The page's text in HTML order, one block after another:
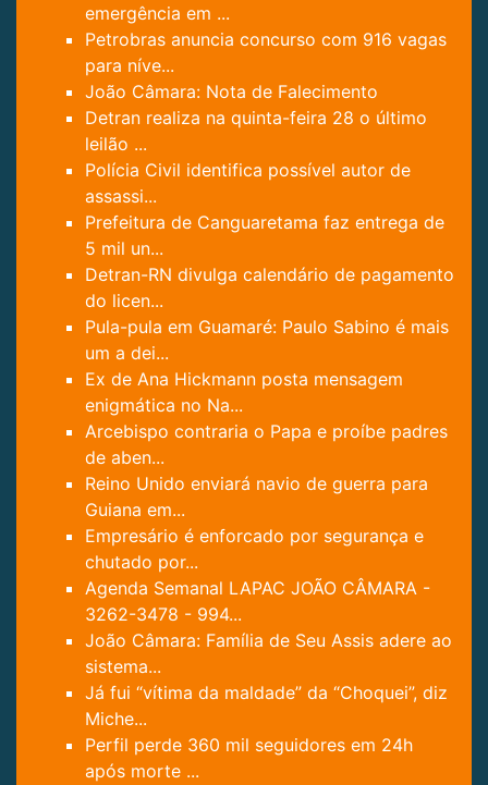
emergência em ...
Petrobras anuncia concurso com 916 vagas
para níve...
João Câmara: Nota de Falecimento
Detran realiza na quinta-feira 28 o último
leilão ...
Polícia Civil identifica possível autor de
assassi...
Prefeitura de Canguaretama faz entrega de
5 mil un...
Detran-RN divulga calendário de pagamento
do licen...
Pula-pula em Guamaré: Paulo Sabino é mais
um a dei...
Ex de Ana Hickmann posta mensagem
enigmática no Na...
Arcebispo contraria o Papa e proíbe padres
de aben...
Reino Unido enviará navio de guerra para
Guiana em...
Empresário é enforcado por segurança e
chutado por...
Agenda Semanal LAPAC JOÃO CÂMARA -
3262-3478 - 994...
João Câmara: Família de Seu Assis adere ao
sistema...
Já fui “vítima da maldade” da “Choquei”, diz
Miche...
Perfil perde 360 mil seguidores em 24h
após morte ...